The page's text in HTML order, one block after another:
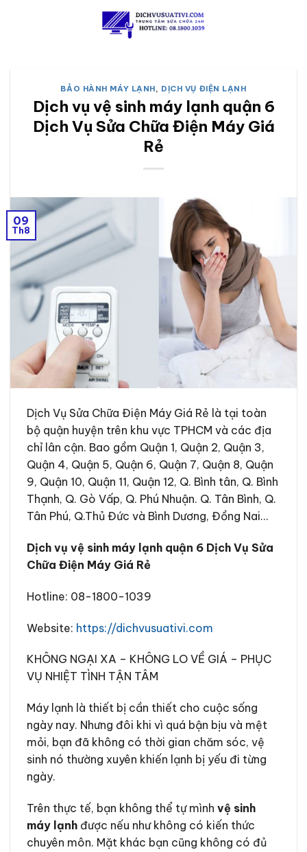
BẢO HÀNH MÁY LẠNH, DỊCH VỤ ĐIỆN LẠNH
Dịch vụ vệ sinh máy lạnh quận 6
Dịch Vụ Sửa Chữa Điện Máy Giá
Rẻ
09
Th8
Dịch Vụ Sửa Chữa Điện Máy Giá Rẻ là tại toàn
bộ quận huyện trên khu vực TPHCM và các địa
chỉ lân cận. Bao gồm Quận 1, Quận 2, Quận 3,
Quận 4, Quận 5, Quận 6, Quận 7, Quận 8, Quận
9, Quận 10, Quận 11, Quận 12, Q. Bình tân, Q. Bình
Thạnh, Q. Gò Vấp, Q. Phú Nhuận. Q. Tân Bình, Q.
Tân Phú, Q.Thủ Đức và Bình Dương, Đồng Nai…
Dịch vụ vệ sinh máy lạnh quận 6 Dịch Vụ Sửa
Chữa Điện Máy Giá Rẻ
Hotline: 08-1800-1039
Website: https://dichvusuativi.com
KHÔNG NGẠI XA – KHÔNG LO VỀ GIÁ – PHỤC
VỤ NHIỆT TÌNH TẬN TÂM
Máy lạnh là thiết bị cần thiết cho cuộc sống
ngày nay. Nhưng đôi khi vì quá bận bịu và mệt
mỏi, bạn đã không có thời gian chăm sóc, vệ
sinh nó thường xuyên khiến lạnh bị yếu đi từng
ngày.
Trên thực tế, bạn không thể tự mình vệ sinh
máy lạnh được nếu như không có kiến thức
chuyên môn. Mặt khác bạn cũng không có đủ